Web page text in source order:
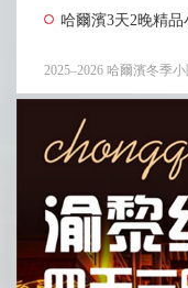
哈爾濱3天2晚精品
2025–2026 哈爾濱冬季